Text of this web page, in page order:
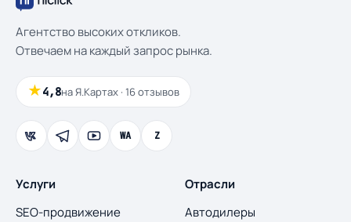
Агентство высоких откликов.
Отвечаем на каждый запрос рынка.
★4,8на Я.Картах · 16 отзывов
WA Z
Услуги
SEO-продвижение
Отрасли
Автодилеры